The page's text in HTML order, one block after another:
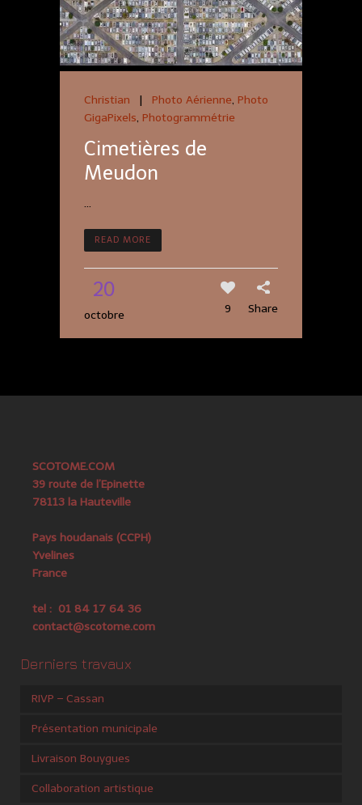
Christian | Photo Aérienne, Photo
GigaPixels, Photogrammétrie
Cimetières de
Meudon
...
READ MORE
20
octobre 9 Share
SCOTOME.COM
39 route de l’Epinette
78113 la Hauteville
Pays houdanais (CCPH)
Yvelines
France
tel : 01 84 17 64 36
contact@scotome.com
Derniers travaux
RIVP – Cassan
Présentation municipale
Livraison Bouygues
Collaboration artistique